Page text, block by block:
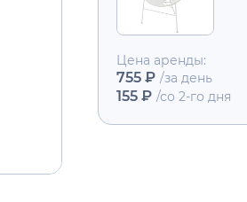
Цена аренды:
755 ₽ /за день
155 ₽ /со 2-го дня